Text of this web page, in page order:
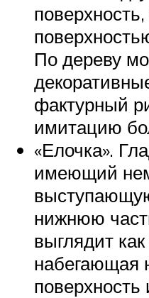
По дереву
фактурный
имитацию
«Елочка».
имеющий
нижнюю
выглядит
набегающая
поверхность